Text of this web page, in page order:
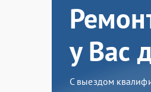
у Вас
С выездом